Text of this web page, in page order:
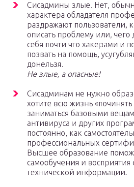
Сисадмины злые. Нет,
характера обладателя
раздражают пользователи,
описать проблему или, чего
себя почти что хакерами и
позвать на помощь,
донельзя.
Не злые, а опасные!
Сисадминам не нужно
хотите всю жизнь
заниматься базовыми
антивируса и других
постоянно, как
профессиональных
Высшее образование
самообучения и восприятия
технической информации.